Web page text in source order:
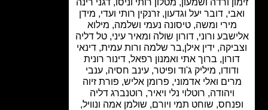
ורדה ושמעון, מטלון רותי וניסו,דגני רינה
דובר יעל וגדעון,זרנקין רותי ועדי,מידן
מירי ומשה, טיסונה נעמי ושלמה, מילוא
ורוני,דורון שולה ומאיר עיני,טל דליה
ידין אילן,בר שלמה ורות עמית, דינאי
ברוך אתי ואמנון רפאל, דינור רונית
מיליק ג'וד ופיטר,עינב חסיה, ענבי
ואלי אדמוני,פרומן אליש,פורת זיוה
רוטלוי נלי ויאיר,רוטנברג דליה
שוחט תמי ויורם,שולמן אמה ונוויל,